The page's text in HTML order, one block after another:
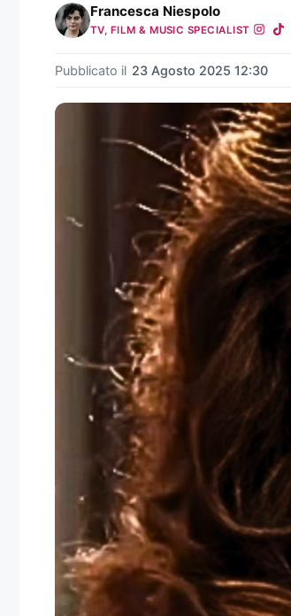
Francesca Niespolo
TV, FILM & MUSIC SPECIALIST
Pubblicato il 23 Agosto 2025 12:30